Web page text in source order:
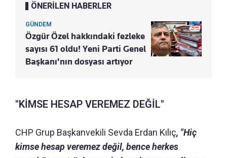
ÖNERİLEN HABERLER
GÜNDEM
Özgür Özel hakkındaki fezleke
sayısı 61 oldu! Yeni Parti Genel
Başkanı'nın dosyası artıyor
"KİMSE HESAP VEREMEZ DEĞİL"
CHP Grup Başkanvekili Sevda Erdan Kılıç, "Hiç
kimse hesap veremez değil, bence herkes